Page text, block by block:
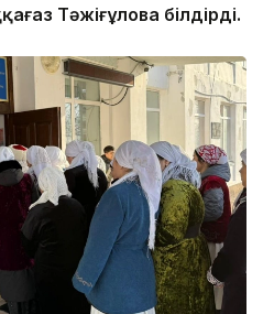
Тәжіғұлова білдірді.